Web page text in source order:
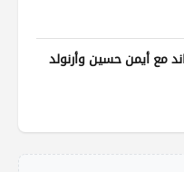
مع أيمن حسين وأرنولد